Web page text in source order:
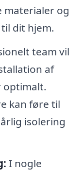
materialer og
dit hjem.
team vil
af
optimalt.
kan føre til
isolering
I nogle